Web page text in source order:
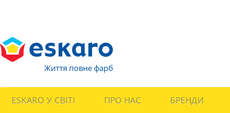
Життя повне фарб
ESKARO У СВІТІ ПРО НАС БРЕНДИ